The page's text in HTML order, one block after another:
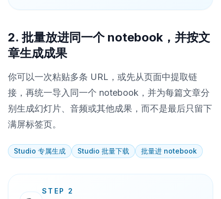
2. 批量放进同一个 notebook，并按文
章生成成果
你可以一次粘贴多条 URL，或先从页面中提取链
接，再统一导入同一个 notebook，并为每篇文章分
别生成幻灯片、音频或其他成果，而不是最后只留下
满屏标签页。
Studio 专属生成 Studio 批量下载 批量进 notebook
STEP 2